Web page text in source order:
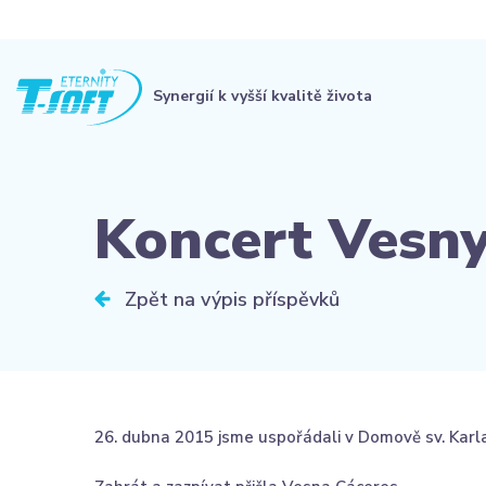
Synergií k vyšší kvalitě života
Koncert
Zpět na výpis příspěvků
26. dubna 2015 jsme uspořádali v Domově sv.